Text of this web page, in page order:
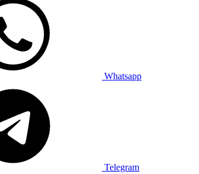
Whatsapp
Telegram